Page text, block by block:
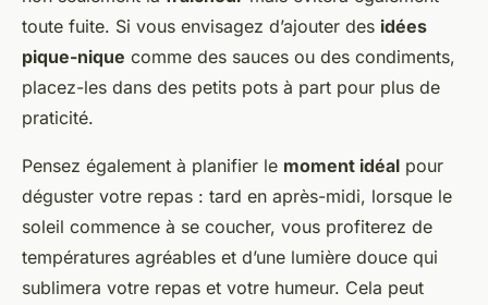
toute fuite. Si vous envisagez d’ajouter des idées
pique-nique comme des sauces ou des condiments,
placez-les dans des petits pots à part pour plus de
praticité.
Pensez également à planifier le moment idéal pour
déguster votre repas : tard en après-midi, lorsque le
soleil commence à se coucher, vous profiterez de
températures agréables et d’une lumière douce qui
sublimera votre repas et votre humeur. Cela peut